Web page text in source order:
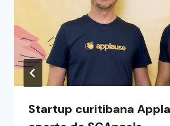
Startup curitibana